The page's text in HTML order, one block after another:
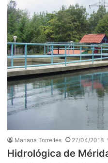
Mariana Torrelles 27/04/2018
Hidrológica de